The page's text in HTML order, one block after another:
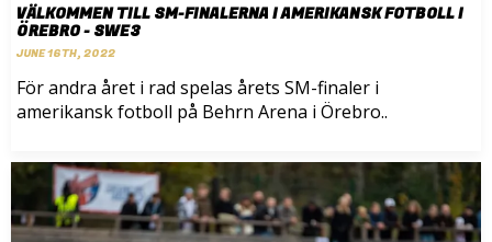
VÄLKOMMEN TILL SM-FINALERNA I AMERIKANSK FOTBOLL I
ÖREBRO - SWE3
JUNE 16TH, 2022
För andra året i rad spelas årets SM-finaler i
amerikansk fotboll på Behrn Arena i Örebro..